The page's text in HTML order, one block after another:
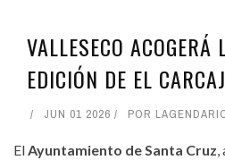
VALLESECO
EDICIÓN DE EL
JUN 01 2026 POR
ElAyuntamiento de Santa Cruz,